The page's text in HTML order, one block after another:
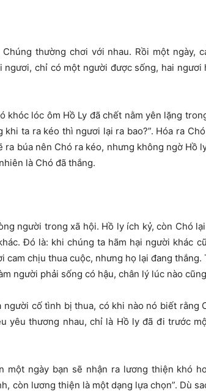
thường chơi với nhau. Rồi một ngày,
ngươi, chỉ có một người được sống, hai
khóc lóc ôm Hồ Ly đã chết nằm yên lặng
khi ta ra kéo thì ngươi lại ra bao?”. Hóa ra
ra búa nên Chó ra kéo, nhưng không ngờ Hồ
là Chó đã thắng.
người trong xã hội. Hồ ly ích kỷ, còn Chó
Đó là: khi chúng ta hãm hại người khác
cam chịu thua cuộc, nhưng họ lại đang
người phải sống có hậu, chân lý lúc nào
người cố tình bị thua, có khi nào nó biết rằng
yêu thương nhau, chỉ là Hồ ly đã đi trước
một ngày bạn sẽ nhận ra lương thiện khó
còn lương thiện là một dạng lựa chọn”. Dù